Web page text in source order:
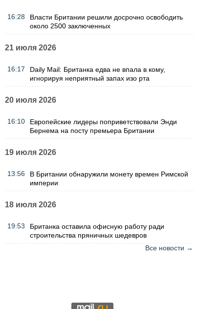
16:28
Власти Британии решили досрочно освободить
около 2500 заключенных
21 июля 2026
16:17
Daily Mail: Британка едва не впала в кому,
игнорируя неприятный запах изо рта
20 июля 2026
16:10
Европейские лидеры поприветствовали Энди
Бернема на посту премьера Британии
19 июля 2026
13:56
В Британии обнаружили монету времен Римской
империи
18 июля 2026
19:53
Британка оставила офисную работу ради
строительства пряничных шедевров
Все новости →